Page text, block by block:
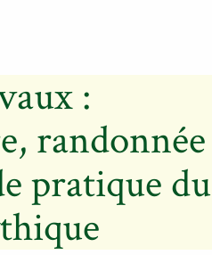
:
randonnée
pratique du